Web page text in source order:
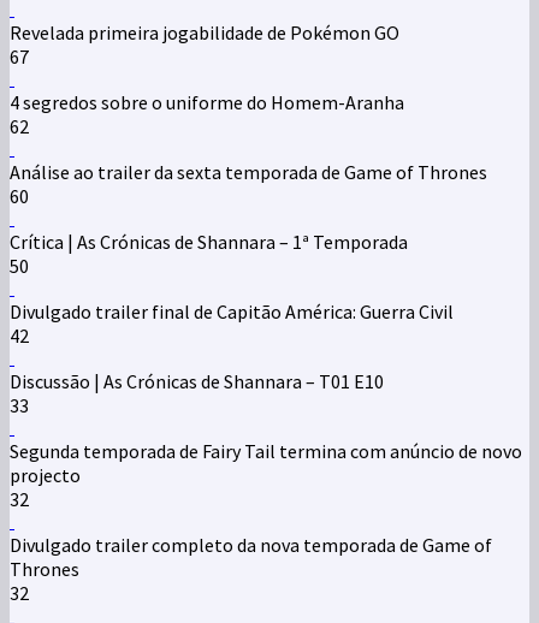
Revelada primeira jogabilidade de Pokémon GO
67
4 segredos sobre o uniforme do Homem-Aranha
62
Análise ao trailer da sexta temporada de Game of Thrones
60
Crítica | As Crónicas de Shannara – 1ª Temporada
50
Divulgado trailer final de Capitão América: Guerra Civil
42
Discussão | As Crónicas de Shannara – T01 E10
33
Segunda temporada de Fairy Tail termina com anúncio de novo
projecto
32
Divulgado trailer completo da nova temporada de Game of
Thrones
32